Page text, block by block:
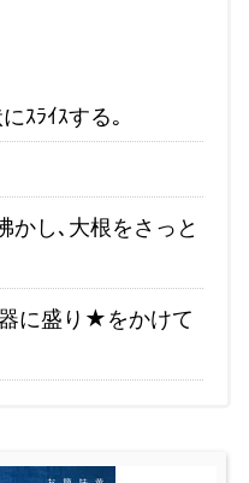
ｽﾗｲｽする｡
かし､大根をさっと
に盛り★をかけて